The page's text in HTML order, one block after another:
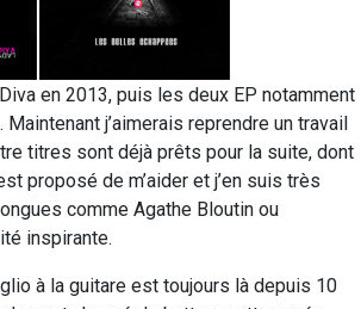
en 2013, puis les deux EP notamment
j’aimerais reprendre un travail
titres sont déjà prêts pour la suite, dont
proposé de m’aider et j’en suis très
comme Agathe Bloutin ou
inspirante.
à la guitare est toujours là depuis 10